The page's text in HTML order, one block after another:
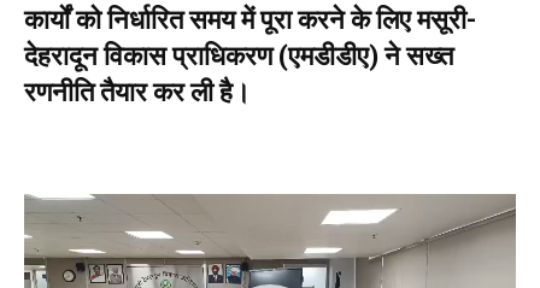
कार्यों को निर्धारित समय में पूरा करने के लिए मसूरी-
देहरादून विकास प्राधिकरण (एमडीडीए) ने सख्त
रणनीति तैयार कर ली है।
V
i
d